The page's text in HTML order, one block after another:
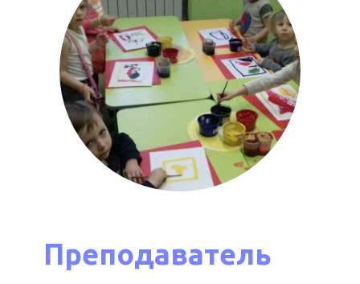
Преподаватель